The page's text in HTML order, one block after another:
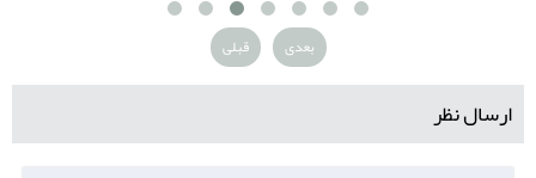
قبلی بعدی
ارسال نظر